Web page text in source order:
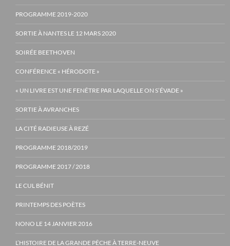
PROGRAMME 2019-2020
SORTIE À NANTES LE 12 MARS 2020
SOIRÉE BEETHOVEN
CONFÉRENCE « HÉRODOTE »
« UN LIVRE EST UNE FENÊTRE PAR LAQUELLE ON S’ÉVADE »
SORTIE À AVRANCHES
LA CITÉ RADIEUSE À REZÉ
PROGRAMME 2018/2019
PROGRAMME 2017 / 2018
LE CUL BÉNIT
PRINTEMPS DES POÈTES
NONO LE 14 JANVIER 2016
L’HISTOIRE DE LA GRANDE PÊCHE À TERRE-NEUVE